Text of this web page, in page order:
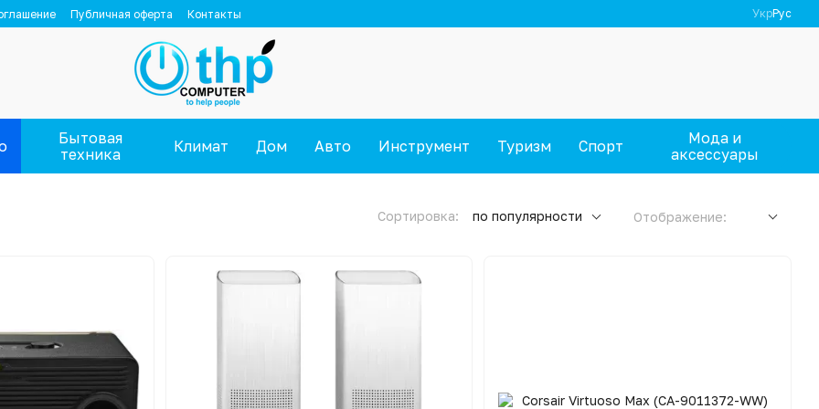
Публичная оферта Контакты УкрРус
Бытовая
техника
Климат Дом Авто Инструмент Туризм Спорт
Мода и
аксессуары
Сортировка: по популярности Отображение: